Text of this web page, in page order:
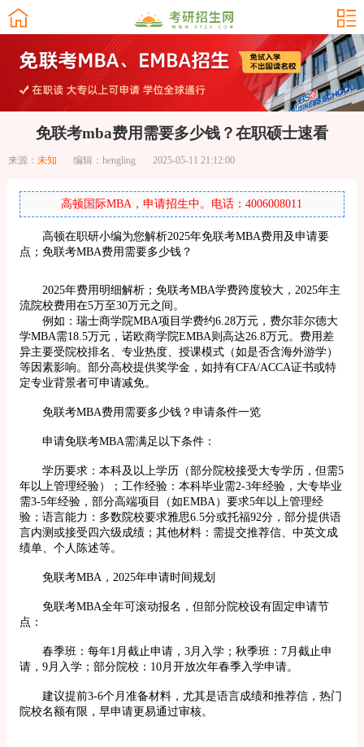
免联考mba费用需要多少钱？在职硕士速看
来源： 未知 编辑：hengling 2025-05-11 21:12:00
高顿国际MBA，申请招生中。电话：4006008011
高顿在职研小编为您解析2025年免联考MBA费用及申请要
点；免联考MBA费用需要多少钱？
2025年费用明细解析；免联考MBA学费跨度较大，2025年主
流院校费用在5万至30万元之间。
例如：瑞士商学院MBA项目学费约6.28万元，费尔菲尔德大
学MBA需18.5万元，诺欧商学院EMBA则高达26.8万元。费用差
异主要受院校排名、专业热度、授课模式（如是否含海外游学）
等因素影响。部分高校提供奖学金，如持有CFA/ACCA证书或特
定专业背景者可申请减免。
免联考MBA费用需要多少钱？申请条件一览
申请免联考MBA需满足以下条件：
学历要求：本科及以上学历（部分院校接受大专学历，但需5
年以上管理经验）；工作经验：本科毕业需2-3年经验，大专毕业
需3-5年经验，部分高端项目（如EMBA）要求5年以上管理经
验；语言能力：多数院校要求雅思6.5分或托福92分，部分提供语
言内测或接受四六级成绩；其他材料：需提交推荐信、中英文成
绩单、个人陈述等。
免联考MBA，2025年申请时间规划
免联考MBA全年可滚动报名，但部分院校设有固定申请节
点：
春季班：每年1月截止申请，3月入学；秋季班：7月截止申
请，9月入学；部分院校：10月开放次年春季入学申请。
建议提前3-6个月准备材料，尤其是语言成绩和推荐信，热门
院校名额有限，早申请更易通过审核。